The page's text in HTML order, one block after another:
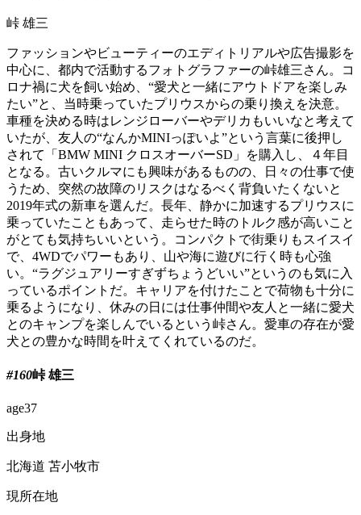
峠 雄三
ファッションやビューティーのエディトリアルや広告撮影を
中心に、都内で活動するフォトグラファーの峠雄三さん。コ
ロナ禍に犬を飼い始め、“愛犬と一緒にアウトドアを楽しみ
たい”と、当時乗っていたプリウスからの乗り換えを決意。
車種を決める時はレンジローバーやデリカもいいなと考えて
いたが、友人の“なんかMINIっぽいよ”という言葉に後押し
されて「BMW MINI クロスオーバーSD」を購入し、４年目
となる。古いクルマにも興味があるものの、日々の仕事で使
うため、突然の故障のリスクはなるべく背負いたくないと
2019年式の新車を選んだ。長年、静かに加速するプリウスに
乗っていたこともあって、走らせた時のトルク感が高いこと
がとても気持ちいいという。コンパクトで街乗りもスイスイ
で、4WDでパワーもあり、山や海に遊びに行く時も心強
い。“ラグジュアリーすぎずちょうどいい”というのも気に入
っているポイントだ。キャリアを付けたことで荷物も十分に
乗るようになり、休みの日には仕事仲間や友人と一緒に愛犬
とのキャンプを楽しんでいるという峠さん。愛車の存在が愛
犬との豊かな時間を叶えてくれているのだ。
#160峠 雄三
age37
出身地
北海道 苫小牧市
現所在地